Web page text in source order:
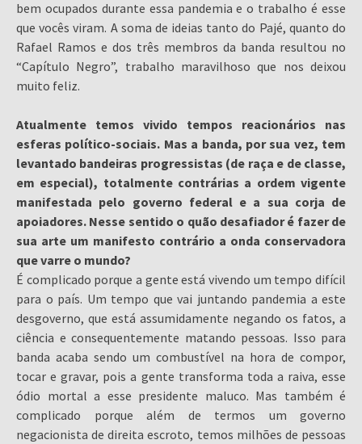
bem ocupados durante essa pandemia e o trabalho é esse
que vocês viram. A soma de ideias tanto do Pajé, quanto do
Rafael Ramos e dos três membros da banda resultou no
“Capítulo Negro”, trabalho maravilhoso que nos deixou
muito feliz.
Atualmente temos vivido tempos reacionários nas
esferas político-sociais. Mas a banda, por sua vez, tem
levantado bandeiras progressistas (de raça e de classe,
em especial), totalmente contrárias a ordem vigente
manifestada pelo governo federal e a sua corja de
apoiadores. Nesse sentido o quão desafiador é fazer de
sua arte um manifesto contrário a onda conservadora
que varre o mundo?
É complicado porque a gente está vivendo um tempo difícil
para o país. Um tempo que vai juntando pandemia a este
desgoverno, que está assumidamente negando os fatos, a
ciência e consequentemente matando pessoas. Isso para
banda acaba sendo um combustível na hora de compor,
tocar e gravar, pois a gente transforma toda a raiva, esse
ódio mortal a esse presidente maluco. Mas também é
complicado porque além de termos um governo
negacionista de direita escroto, temos milhões de pessoas